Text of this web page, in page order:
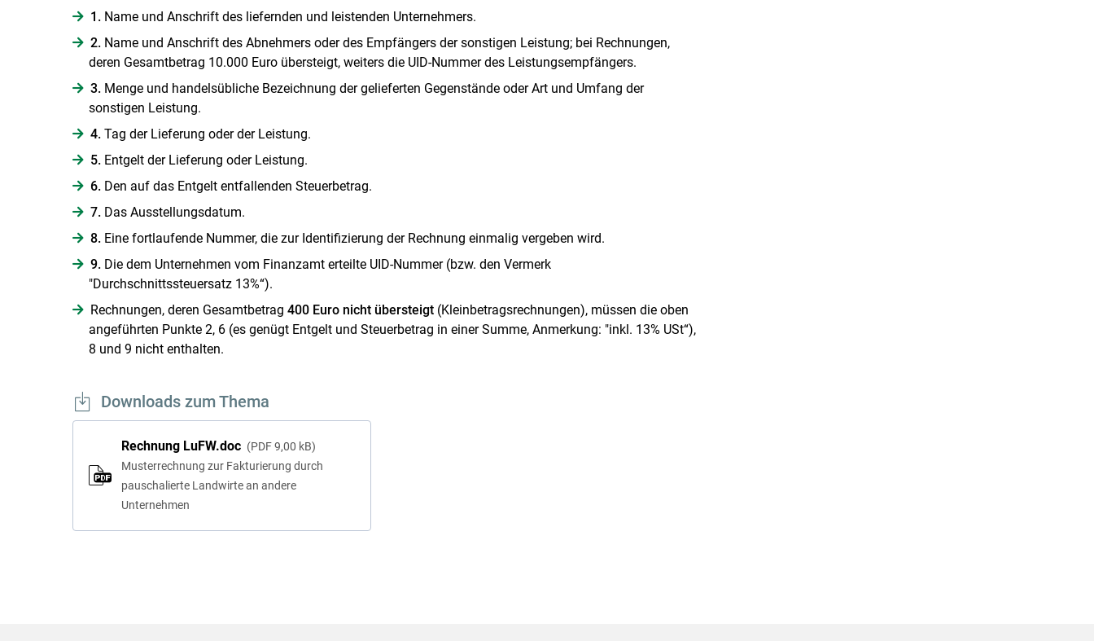
1. Name und Anschrift des liefernden und leistenden Unternehmers.
2. Name und Anschrift des Abnehmers oder des Empfängers der sonstigen Leistung; bei Rechnungen,
deren Gesamtbetrag 10.000 Euro übersteigt, weiters die UID-Nummer des Leistungsempfängers.
3.Menge und handelsübliche Bezeichnung der gelieferten Gegenstände oder Art und Umfang der
sonstigen Leistung.
4.Tag der Lieferung oder der Leistung.
5. Entgelt der Lieferung oder Leistung.
6.Den auf das Entgelt entfallenden Steuerbetrag.
7.Das Ausstellungsdatum.
8.Eine fortlaufende Nummer, die zur Identifizierung der Rechnung einmalig vergeben wird.
9.Die dem Unternehmen vom Finanzamt erteilte UID-Nummer (bzw. den Vermerk
"Durchschnittssteuersatz 13%“).
Rechnungen, deren Gesamtbetrag 400 Euro nicht übersteigt(Kleinbetragsrechnungen), müssen die oben
angeführten Punkte 2, 6 (es genügt Entgelt und Steuerbetrag in einer Summe, Anmerkung: "inkl. 13% USt“),
8 und 9 nicht enthalten.
Downloads zum Thema
Rechnung LuFW.doc PDF 9,00 kB
Musterrechnung zur Fakturierung durch
pauschalierte Landwirte an andere
Unternehmen